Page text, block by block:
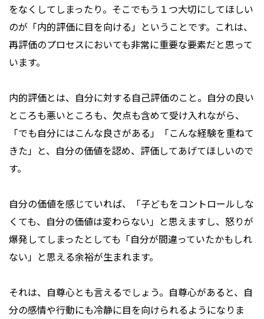
をなくしてしまったり。そこでもう１つ大切にしてほしい
のが「内的評価に目を向ける」ということです。これは、
再評価のプロセスにおいても非常に重要な要素だと思って
います。
内的評価とは、自分に対する自己評価のこと。自分の良い
ところも悪いところも、欠点も含めて受け入れながら、
「でも自分にはこんな良さがある」「こんな経験を重ねて
きた」と、自分の価値を認め、評価してあげてほしいので
す。
自分の価値を感じていれば、「子どもをコントロールしな
くても、自分の価値は変わらない」と思えますし、怒りが
爆発してしまったとしても「自分が間違っていたかもしれ
ない」と思える余裕が生まれます。
それは、自尊心とも言えるでしょう。自尊心があると、自
分の感情や行動にも冷静に目を向けられるようになりま